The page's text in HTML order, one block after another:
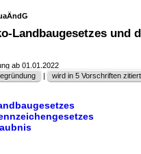
Landbaugesetzes und
ab 01.01.2022
| wird in 5 Vorschriften zitiert